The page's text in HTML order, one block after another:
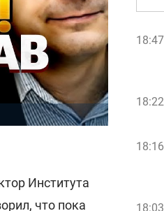
Института
что пока
18:47
18:22
18:16
18:03